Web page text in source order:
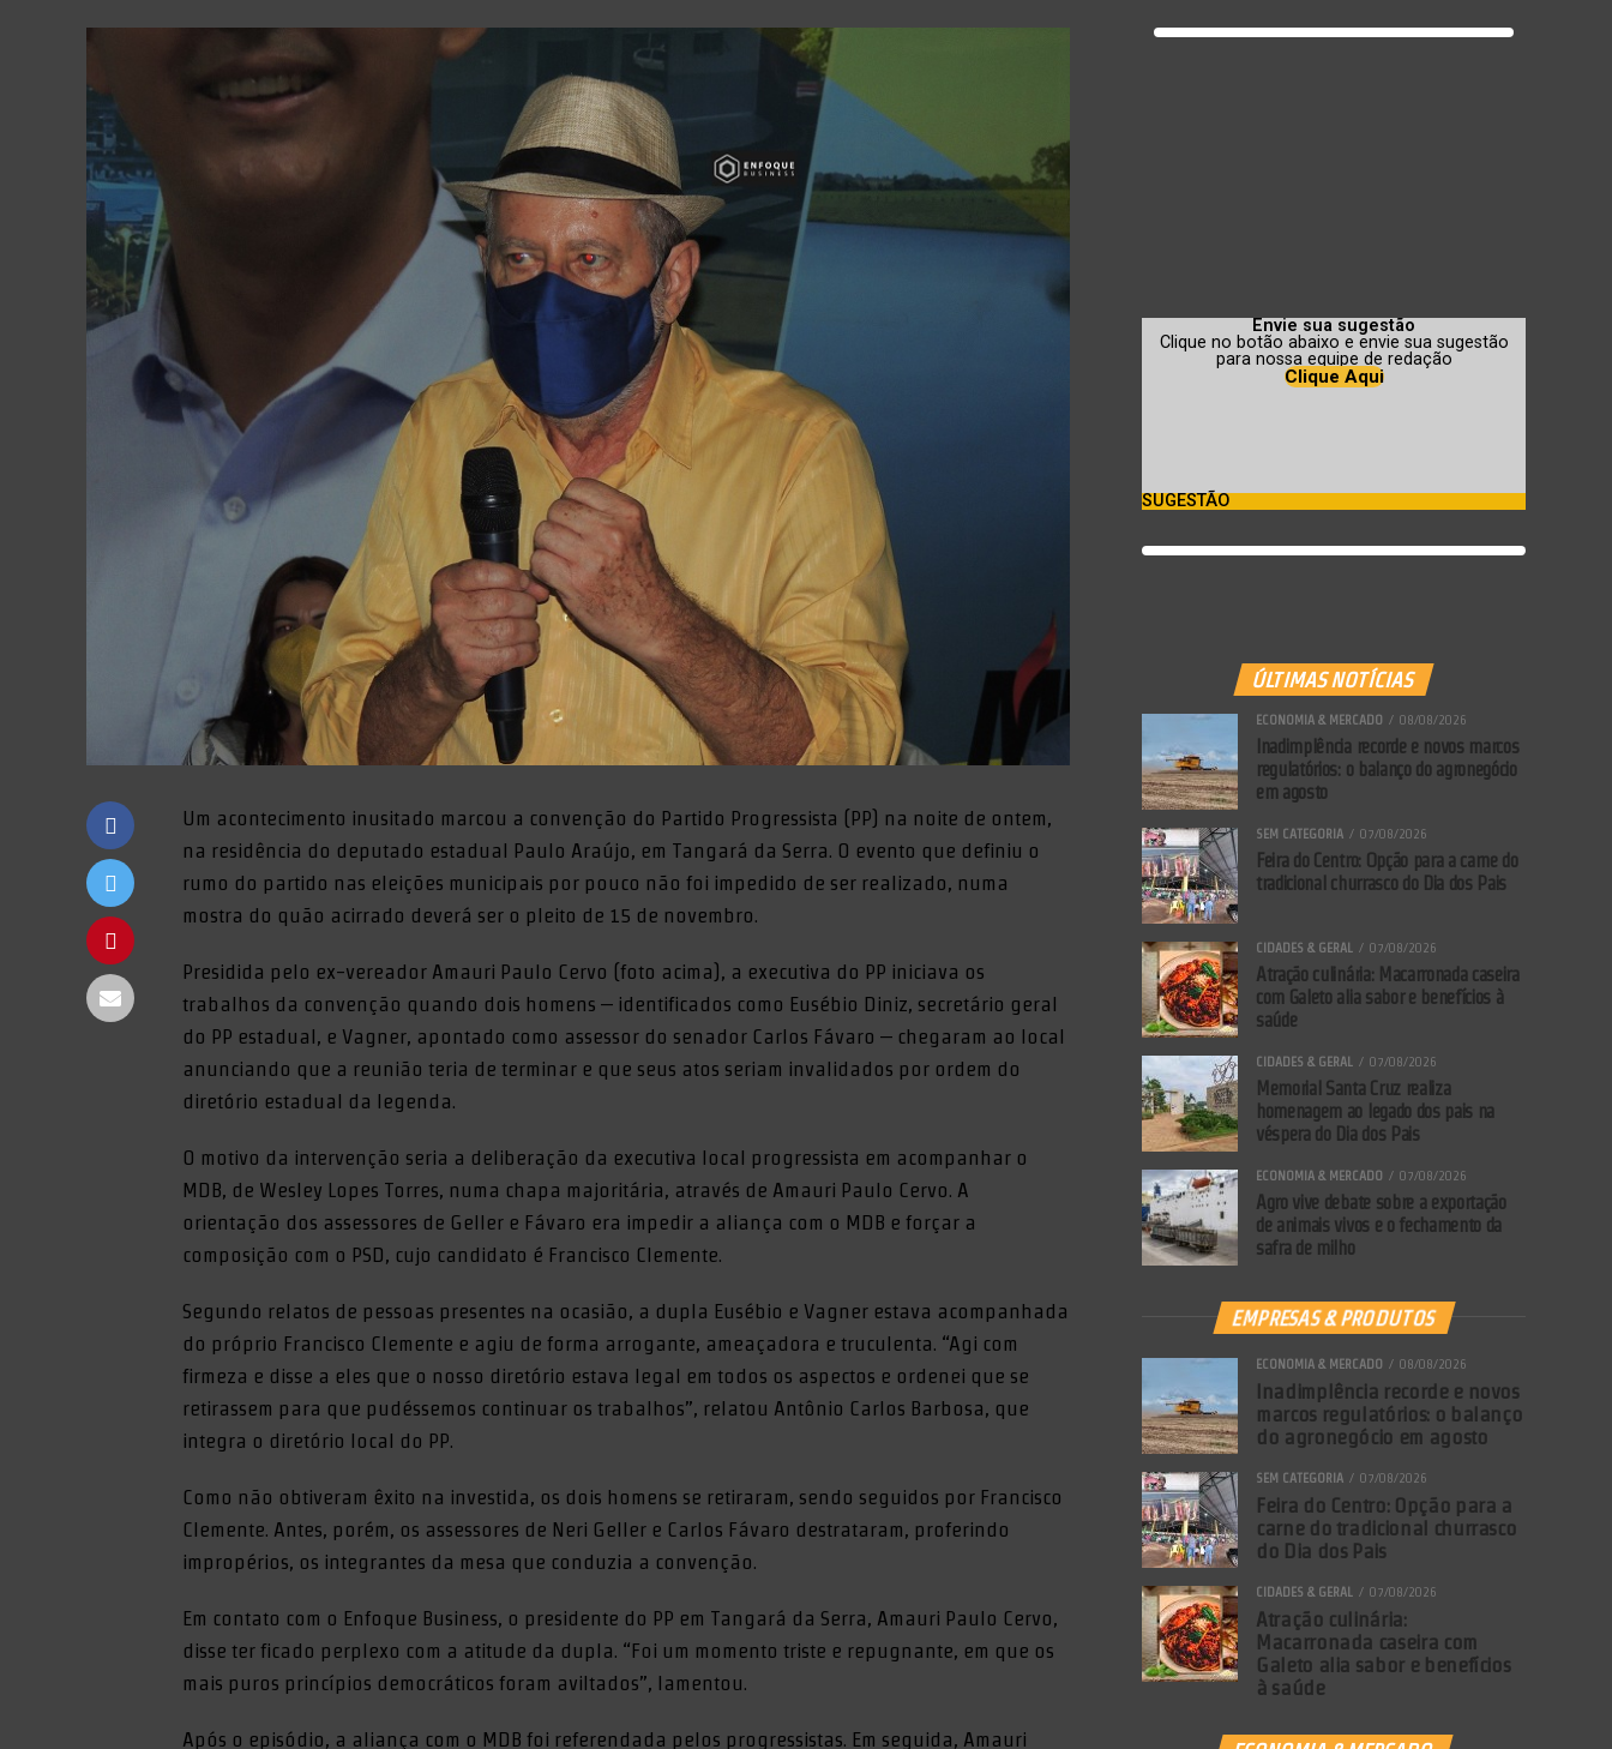
Um acontecimento inusitado marcou a convenção do Partido Progressista (PP) na noite de ontem,
na residência do deputado estadual Paulo Araújo, em Tangará da Serra. O evento que definiu o
rumo do partido nas eleições municipais por pouco não foi impedido de ser realizado, numa
mostra do quão acirrado deverá ser o pleito de 15 de novembro.
Presidida pelo ex-vereador Amauri Paulo Cervo (foto acima), a executiva do PP iniciava os
trabalhos da convenção quando dois homens – identificados como Eusébio Diniz, secretário geral
do PP estadual, e Vagner, apontado como assessor do senador Carlos Fávaro – chegaram ao local
anunciando que a reunião teria de terminar e que seus atos seriam invalidados por ordem do
diretório estadual da legenda.
O motivo da intervenção seria a deliberação da executiva local progressista em acompanhar o
MDB, de Wesley Lopes Torres, numa chapa majoritária, através de Amauri Paulo Cervo. A
orientação dos assessores de Geller e Fávaro era impedir a aliança com o MDB e forçar a
composição com o PSD, cujo candidato é Francisco Clemente.
Segundo relatos de pessoas presentes na ocasião, a dupla Eusébio e Vagner estava acompanhada
do próprio Francisco Clemente e agiu de forma arrogante, ameaçadora e truculenta. “Agi com
firmeza e disse a eles que o nosso diretório estava legal em todos os aspectos e ordenei que se
retirassem para que pudéssemos continuar os trabalhos”, relatou Antônio Carlos Barbosa, que
integra o diretório local do PP.
Como não obtiveram êxito na investida, os dois homens se retiraram, sendo seguidos por Francisco
Clemente. Antes, porém, os assessores de Neri Geller e Carlos Fávaro destrataram, proferindo
impropérios, os integrantes da mesa que conduzia a convenção.
Em contato com o Enfoque Business, o presidente do PP em Tangará da Serra, Amauri Paulo Cervo,
disse ter ficado perplexo com a atitude da dupla. “Foi um momento triste e repugnante, em que os
mais puros princípios democráticos foram aviltados”, lamentou.
Após o episódio, a aliança com o MDB foi referendada pelos progressistas. Em seguida, Amauri
Envie sua sugestão
Clique no botão abaixo e envie sua sugestão
para nossa equipe de redação
Clique Aqui
SUGESTÃO
ÚLTIMAS NOTÍCIAS
ECONOMIA & MERCADO 08/08/2026
Inadimplência recorde e novos marcos
regulatórios: o balanço do agronegócio
em agosto
SEM CATEGORIA 07/08/2026
Feira do Centro: Opção para a carne do
tradicional churrasco do Dia dos Pais
CIDADES & GERAL 07/08/2026
Atração culinária: Macarronada caseira
com Galeto alia sabor e benefícios à
saúde
CIDADES & GERAL 07/08/2026
Memorial Santa Cruz realiza
homenagem ao legado dos pais na
véspera do Dia dos Pais
ECONOMIA & MERCADO 07/08/2026
Agro vive debate sobre a exportação
de animais vivos e o fechamento da
safra de milho
EMPRESAS & PRODUTOS
ECONOMIA & MERCADO 08/08/2026
Inadimplência recorde e novos
marcos regulatórios: o balanço
do agronegócio em agosto
SEM CATEGORIA 07/08/2026
Feira do Centro: Opção para a
carne do tradicional churrasco
do Dia dos Pais
CIDADES & GERAL 07/08/2026
Atração culinária:
Macarronada caseira com
Galeto alia sabor e benefícios
à saúde